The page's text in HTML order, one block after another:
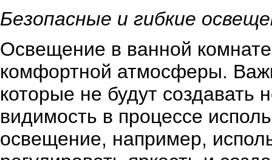
Безопасные и гибкие
Освещение в ванной
комфортной атмосферы.
которые не будут создавать
видимость в процессе
освещение, например,